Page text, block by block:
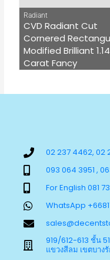
Radiant
CVD Radiant Cut
Cornered
Modified Brilliant 1.14
Carat Fancy
02 237 4462, 02
093 064 3951 ,
For English 081
WhatsApp
919/612-613 ชั้น
แขวงสีลม เขตบาง